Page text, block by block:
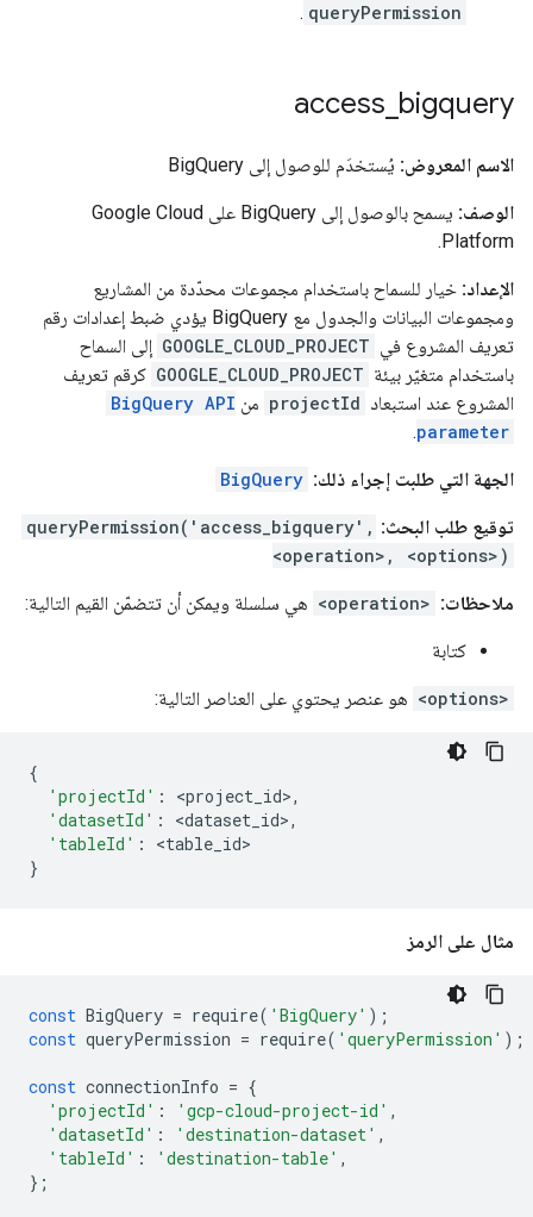
queryPermission
.
access bigquery
الاسم المعروض: يُستخدَم للوصول إلى BigQuery
الوصف:
يسمح بالوصول إلى BigQuery على Google Cloud
Platform.
الإعداد: خيار للسماح باستخدام مجموعات محدّدة من المشاريع
ومجموعات البيانات والجدول مع BigQuery يؤدي ضبط إعدادات رقم
تعريف المشروع في GOOGLE_CLOUD_PROJECT إلى السماح
باستخدام متغيّر بيئة GOOGLE_CLOUD_PROJECT كرقم تعريف
المشروع عند استبعاد projectId من BigQuery API
parameter
.
الجهة التي طلبت إجراء ذلك: BigQuery
توقيع طلب البحث: queryPermission('access_bigquery',
<operation>, <options>)
ملاحظات: <operation> هي سلسلة ويمكن أن تتضمّن القيم التالية:
كتابة
<options> هو عنصر يحتوي على العناصر التالية:
{
'projectId' : <project_id>,
'datasetId' : <dataset_id>,
'tableId' : <table_id
}
مثال على الرمز
const BigQuery = require( 'BigQuery' );
const queryPermission = require( 'queryPermission' );
const connectionInfo = {
'projectId' : 'gcp-cloud-project-id' ,
'datasetId' : 'destination-dataset' ,
'tableId' : 'destination-table' ,
};